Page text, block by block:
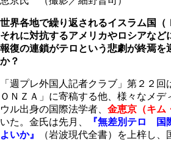
世界各地で繰り返されるイスラム国（
それに対抗するアメリカやロシアな
報復の連鎖がテロという悲劇が終焉を
か？
「週プレ外国人記者クラブ」第２２回
ＯＮＺＡ」に寄稿する他、様々なメデ
ウル出身の国際法学者、 金恵京（キム
いた。金氏は先月、
『無差別テロ 国
よいか』
（岩波現代全書）を上梓し